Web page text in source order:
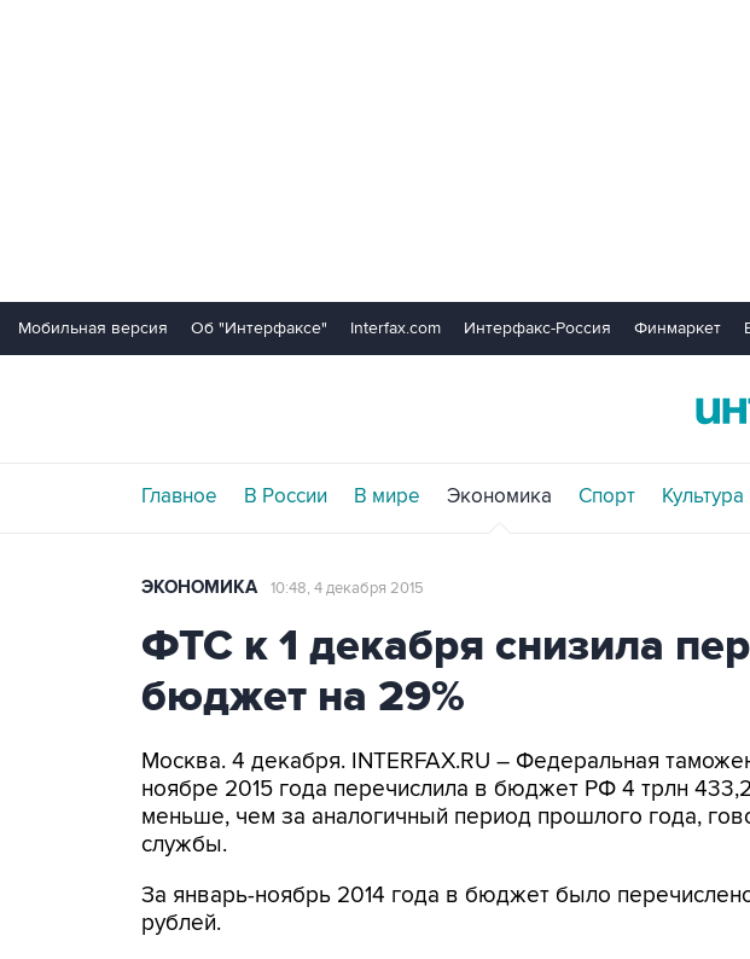
Мобильная версия Об "Интерфаксе" Interfax.com Интерфакс-Россия Финмаркет
Главное В России В мире Экономика Спорт Культура
ЭКОНОМИКА 10:48, 4 декабря 2015
ФТС к 1 декабря снизила
бюджет на 29%
Москва. 4 декабря. INTERFAX.RU – Федеральная
ноябре 2015 года перечислила в бюджет РФ 4 трлн
меньше, чем за аналогичный период прошлого года,
службы.
За январь-ноябрь 2014 года в бюджет было
рублей.